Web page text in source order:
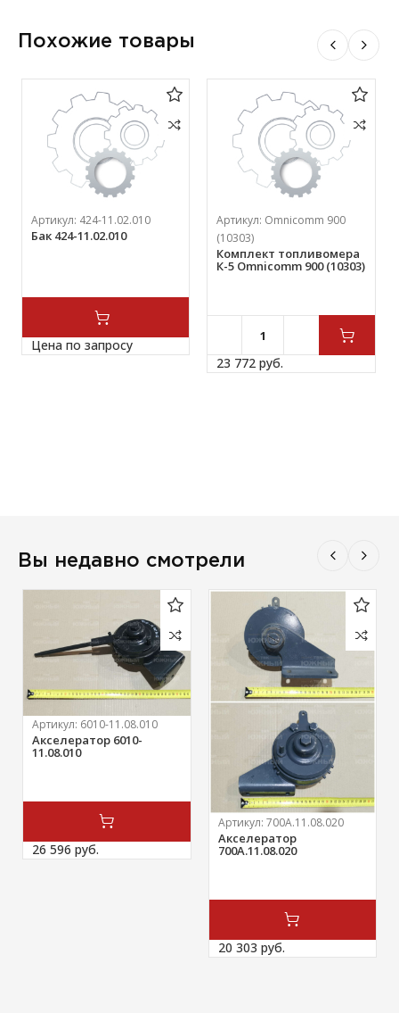
Похожие товары
Артикул: 424-11.02.010
Бак 424-11.02.010
Цена по запросу
Артикул: Omnicomm 900
(10303)
Комплект топливомера
К-5 Omnicomm 900 (10303)
23 772 руб.
Вы недавно смотрели
Артикул: 6010-11.08.010
Акселератор 6010-
11.08.010
26 596 руб.
Артикул: 700А.11.08.020
Акселератор
700А.11.08.020
20 303 руб.